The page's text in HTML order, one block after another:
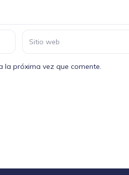
la próxima vez que comente.